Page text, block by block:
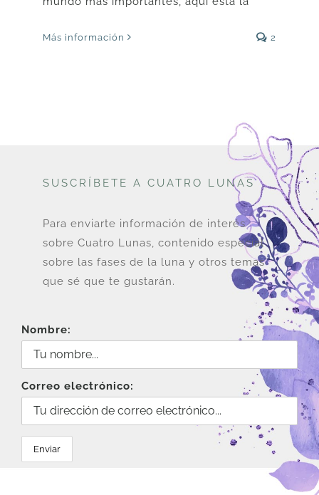
Más información 2
SUSCRÍBETE A CUATRO LUNAS
Para enviarte información de interés
sobre Cuatro Lunas, contenido especial
sobre las fases de la luna y otros temas
que sé que te gustarán.
Nombre:
Correo electrónico: